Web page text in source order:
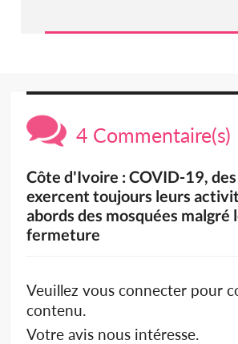
4 Commentaire(s)
Côte d'Ivoire : COVID-19,
exercent toujours leurs
abords des mosquées malgré
fermeture
Veuillez vous connecter pour
contenu.
Votre avis nous intéresse.